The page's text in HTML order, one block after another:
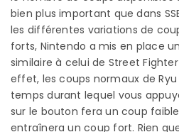
bien plus important que dans
les différentes variations de
forts, Nintendo a mis en place
similaire à celui de Street
effet, les coups normaux de
temps durant lequel vous
sur le bouton fera un coup
entraînera un coup fort. Rien